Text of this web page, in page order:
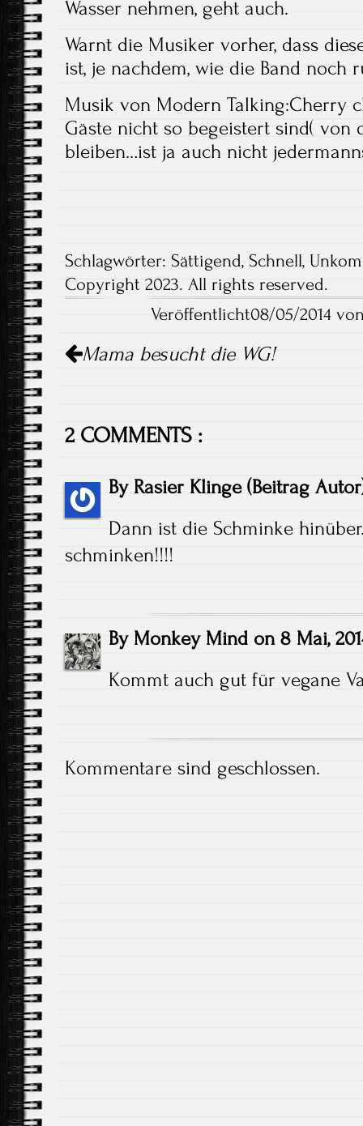
Wasser nehmen, geht auch.
Warnt die Musiker vorher, dass
ist, je nachdem, wie die Band noch
Musik von Modern Talking:Cherry
Gäste nicht so begeistert sind( von
bleiben…ist ja auch nicht
Schlagwörter: Sättigend, Schnell,
Copyright 2023. All rights reserved.
Veröffentlicht08/05/2014
Navigation
Mama besucht die WG!
2 COMMENTS :
By Rasier Klinge (Beitrag
Dann ist die Schminke
schminken!!!!
By Monkey Mind on 8 Mai,
Kommt auch gut für vegane
Kommentare sind geschlossen.